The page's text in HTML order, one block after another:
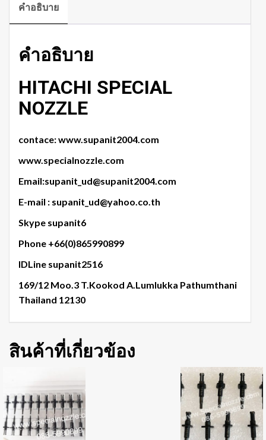
คำอธิบาย
คำอธิบาย
HITACHI SPECIAL
NOZZLE
contace: www.supanit2004.com
www.specialnozzle.com
Email:supanit_ud@supanit2004.com
E-mail : supanit_ud@yahoo.co.th
Skype supanit6
Phone +66(0)865990899
IDLine supanit2516
169/12 Moo.3 T.Kookod A.Lumlukka Pathumthani
Thailand 12130
สินค้าที่เกี่ยวข้อง